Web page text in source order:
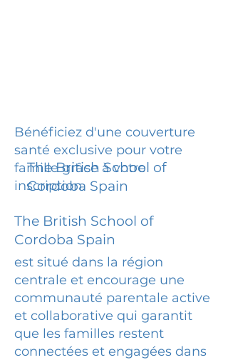
Bénéficiez d'une couverture
santé exclusive pour votre
famille grâce à votre
inscription.
The British School of
Cordoba Spain
The British School of
Cordoba Spain
est situé dans la région
centrale et encourage une
communauté parentale active
et collaborative qui garantit
que les familles restent
connectées et engagées dans